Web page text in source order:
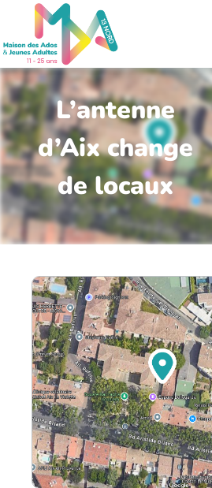
L’antenne
d’Aix change
de locaux